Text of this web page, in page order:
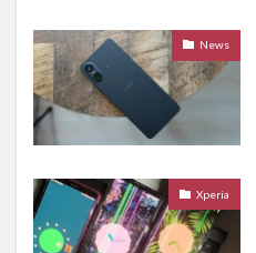
News
Xperia